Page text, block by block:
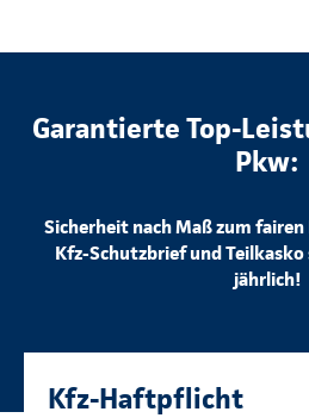
Garantierte Top-
Pkw:
Sicherheit nach Maß zum
Kfz-Schutzbrief und Teilkasko
jährlich!
Kfz-Haftpflicht